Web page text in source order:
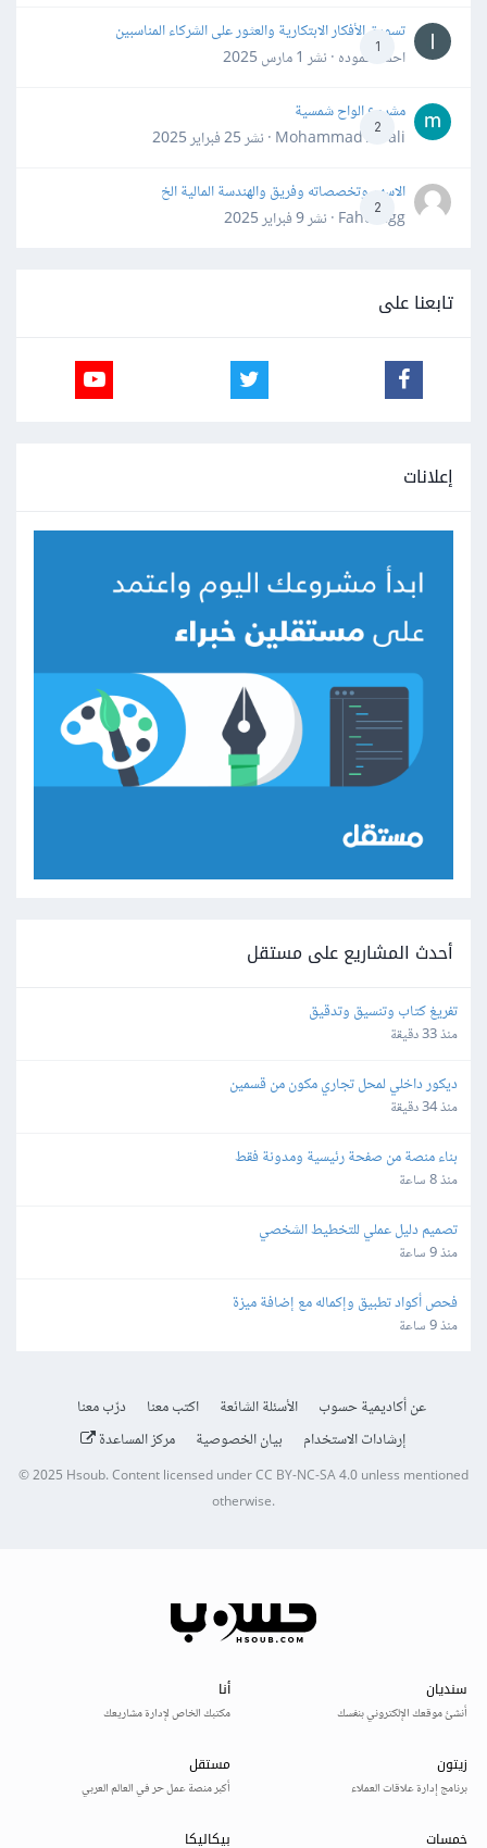
1
تسويق الأفكار الابتكارية والعثور على الشركاء المناسبين
احمد حموده · نشر 1 مارس 2025
2
مشروع الواح شمسية
Mohammad Awali · نشر
25 فبراير 2025
2
الاسهم وتخصصاته وفريق والهندسة المالية الخ
Fahd Ggg · نشر
9 فبراير 2025
تابعنا على
إعلانات
أحدث المشاريع على مستقل
تفريغ كتاب وتنسيق وتدقيق
منذ 33 دقيقة
ديكور داخلي لمحل تجاري مكون من قسمين
منذ 34 دقيقة
بناء منصة من صفحة رئيسية ومدونة فقط
منذ 8 ساعة
تصميم دليل عملي للتخطيط الشخصي
منذ 9 ساعة
فحص أكواد تطبيق وإكماله مع إضافة ميزة
منذ 9 ساعة
عن أكاديمية حسوب الأسئلة الشائعة اكتب معنا
درّب معنا
إرشادات الاستخدام
بيان الخصوصية مركز المساعدة
© 2025 Hsoub.Content licensed underCC BY-NC-SA 4.0unless mentioned
otherwise.